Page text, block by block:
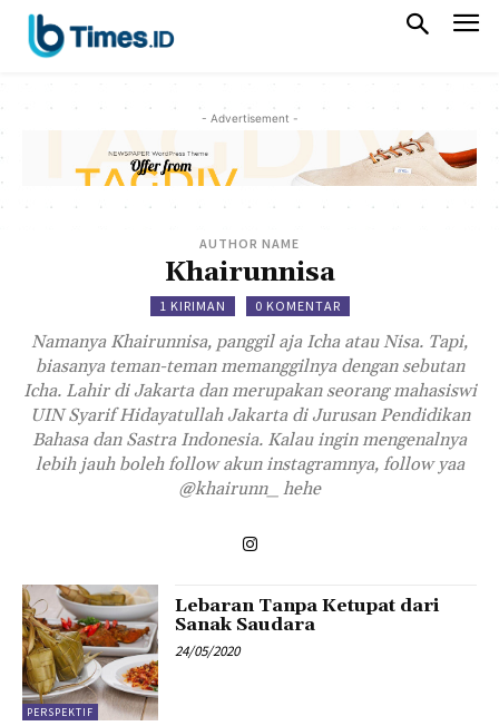
- Advertisement -
AUTHOR NAME
Khairunnisa
1 KIRIMAN 0 KOMENTAR
Namanya Khairunnisa, panggil aja Icha atau Nisa. Tapi,
biasanya teman-teman memanggilnya dengan sebutan
Icha. Lahir di Jakarta dan merupakan seorang mahasiswi
UIN Syarif Hidayatullah Jakarta di Jurusan Pendidikan
Bahasa dan Sastra Indonesia. Kalau ingin mengenalnya
lebih jauh boleh follow akun instagramnya, follow yaa
@khairunn_ hehe
PERSPEKTIF
Lebaran Tanpa Ketupat dari
Sanak Saudara
24/05/2020